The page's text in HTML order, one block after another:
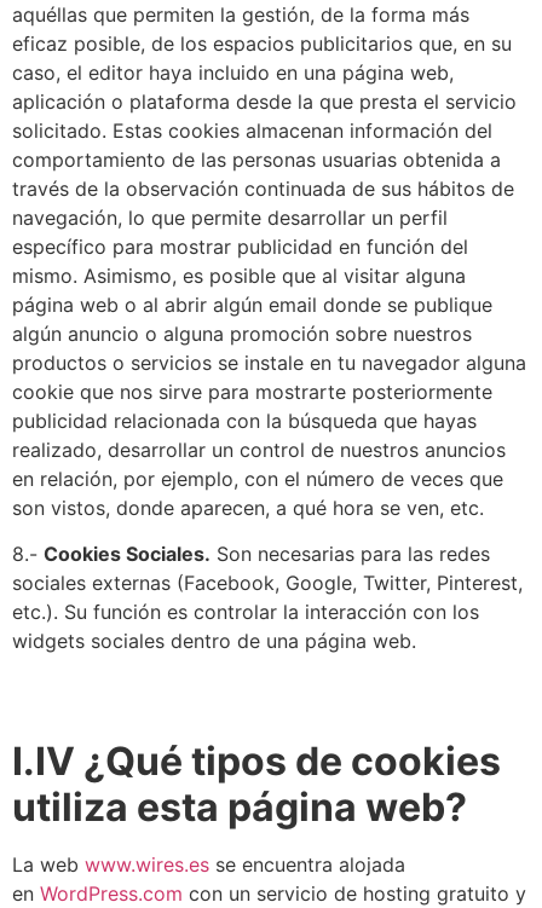
aquéllas que permiten la gestión, de la forma más
eficaz posible, de los espacios publicitarios que, en su
caso, el editor haya incluido en una página web,
aplicación o plataforma desde la que presta el servicio
solicitado. Estas cookies almacenan información del
comportamiento de las personas usuarias obtenida a
través de la observación continuada de sus hábitos de
navegación, lo que permite desarrollar un perfil
específico para mostrar publicidad en función del
mismo. Asimismo, es posible que al visitar alguna
página web o al abrir algún email donde se publique
algún anuncio o alguna promoción sobre nuestros
productos o servicios se instale en tu navegador alguna
cookie que nos sirve para mostrarte posteriormente
publicidad relacionada con la búsqueda que hayas
realizado, desarrollar un control de nuestros anuncios
en relación, por ejemplo, con el número de veces que
son vistos, donde aparecen, a qué hora se ven, etc.
8.- Cookies Sociales. Son necesarias para las redes
sociales externas (Facebook, Google, Twitter, Pinterest,
etc.). Su función es controlar la interacción con los
widgets sociales dentro de una página web.
I.IV ¿Qué tipos de cookies
utiliza esta página web?
La web www.wires.es se encuentra alojada
en WordPress.com con un servicio de hosting gratuito y